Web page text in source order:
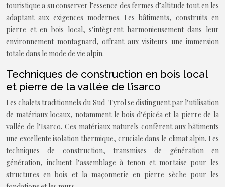
touristique a su conserver l’essence des fermes d’altitude tout en les
adaptant aux exigences modernes. Les bâtiments, construits en
pierre et en bois local, s’intègrent harmonieusement dans leur
environnement montagnard, offrant aux visiteurs une immersion
totale dans le mode de vie alpin.
Techniques de construction en bois local
et pierre de la vallée de l’isarco
Les chalets traditionnels du Sud-Tyrol se distinguent par l’utilisation
de matériaux locaux, notamment le bois d’épicéa et la pierre de la
vallée de l’Isarco. Ces matériaux naturels confèrent aux bâtiments
une excellente isolation thermique, cruciale dans le climat alpin. Les
techniques de construction, transmises de génération en
génération, incluent l’assemblage à tenon et mortaise pour les
structures en bois et la maçonnerie en pierre sèche pour les